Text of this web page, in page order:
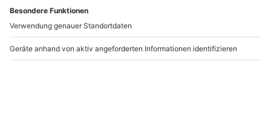
-15% CLUB DEAL
Weinbergwanderung